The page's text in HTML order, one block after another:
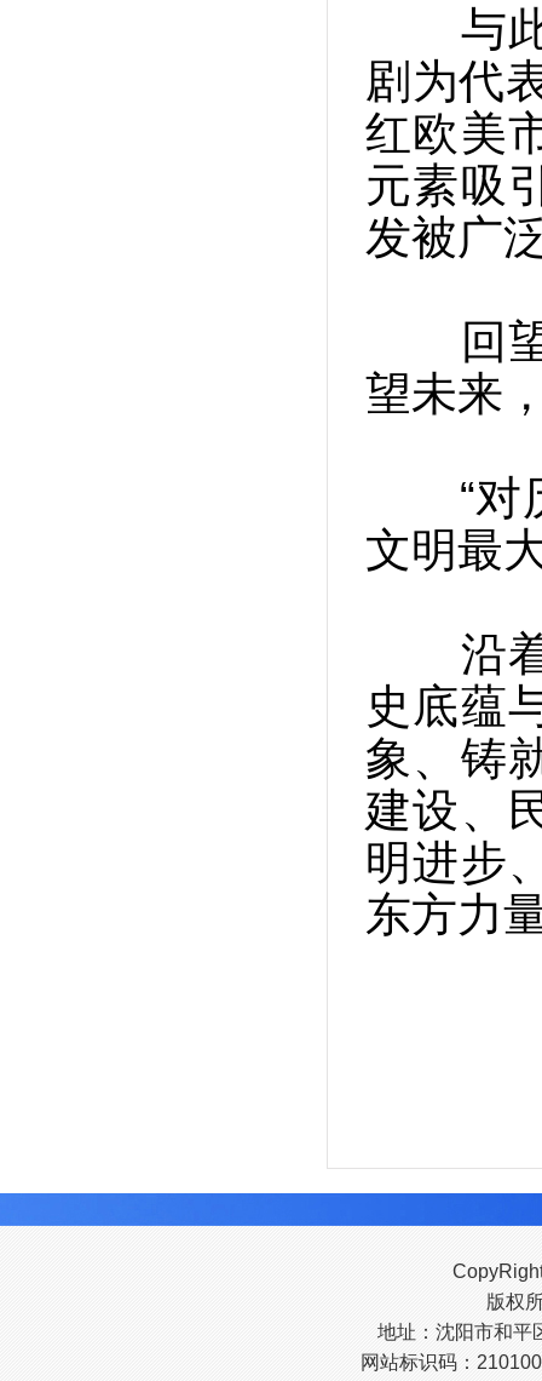
与此
剧为代
红欧美
元素吸
发被广
回望
望未来
“对历
文明最
沿着
史底蕴
象、铸
建设、
明进步
东方力
版权
地址：沈阳市和平
网站标识码：